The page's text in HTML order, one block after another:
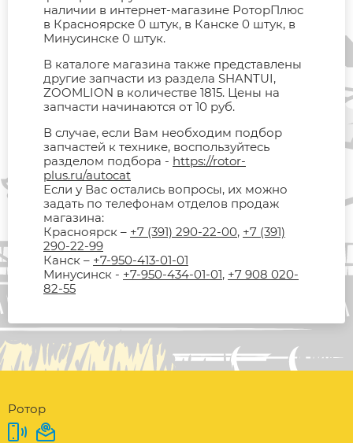
наличии в интернет-магазине РоторПлюс
в Красноярске 0 штук, в Канске 0 штук, в
Минусинске 0 штук.
В каталоге магазина также представлены
другие запчасти из раздела SHANTUI,
ZOOMLION в количестве 1815. Цены на
запчасти начинаются от 10 руб.
В случае, если Вам необходим подбор
запчастей к технике, воспользуйтесь
разделом подбора - https://rotor-
plus.ru/autocat
Если у Вас остались вопросы, их можно
задать по телефонам отделов продаж
магазина:
Красноярск – +7 (391) 290-22-00, +7 (391)
290-22-99
Канск – +7-950-413-01-01
Минусинск - +7-950-434-01-01, +7 908 020-
82-55
Ротор